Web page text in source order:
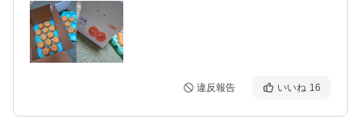
違反報告 いいね 16